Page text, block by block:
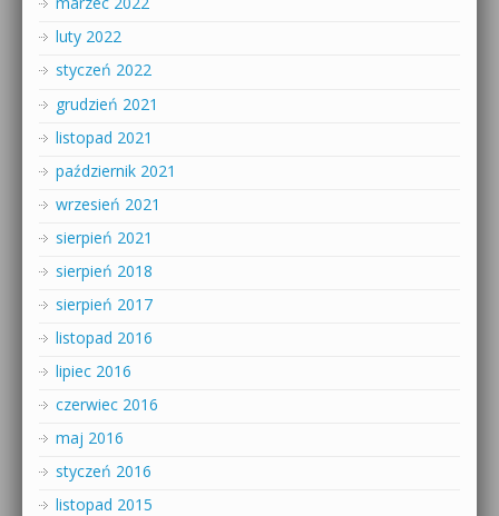
luty 2022
styczeń 2022
grudzień 2021
listopad 2021
październik 2021
wrzesień 2021
sierpień 2021
sierpień 2018
sierpień 2017
listopad 2016
lipiec 2016
czerwiec 2016
maj 2016
styczeń 2016
listopad 2015